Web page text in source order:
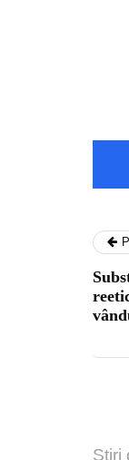
Stiri